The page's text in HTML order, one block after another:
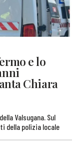
e lo
Chiara
Valsugana. Sul
della polizia locale